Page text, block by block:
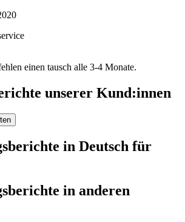
einen tausch alle 3-4 Monate.
unserer Kund:innen
in Deutsch für
in anderen